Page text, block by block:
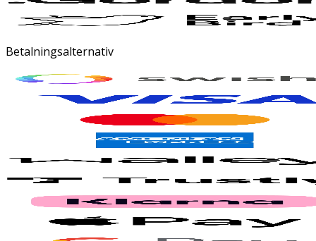
Betalningsalternativ